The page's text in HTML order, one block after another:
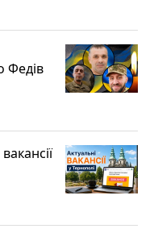
Федів